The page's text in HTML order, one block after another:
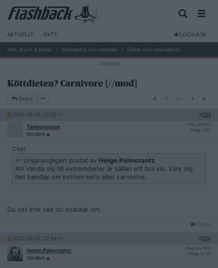
AKTUELLT NYTT LOGGA IN
Mat, dryck & tobak Matlagning och metoder Dieter och specialkost
Köttdieten? Carnivore [//mod]
Svara
2021-08-27, 22:52 #133
Tankevurpan
Medlem
Reg: Jul 2013
Inlägg: 1 364
Citat:
Ursprungligen postat av Helge.Palmcrantz
Att vända sig till extremdieter är sällan ett bra val. Vare sig
det handlar om extrem keto eller carnivore.
Du vet inte vad du snackar om.
Citera
2021-08-27, 22:54 #134
Helge.Palmcrantz
Medlem
Reg: Mar 2019
Inlägg: 24 122